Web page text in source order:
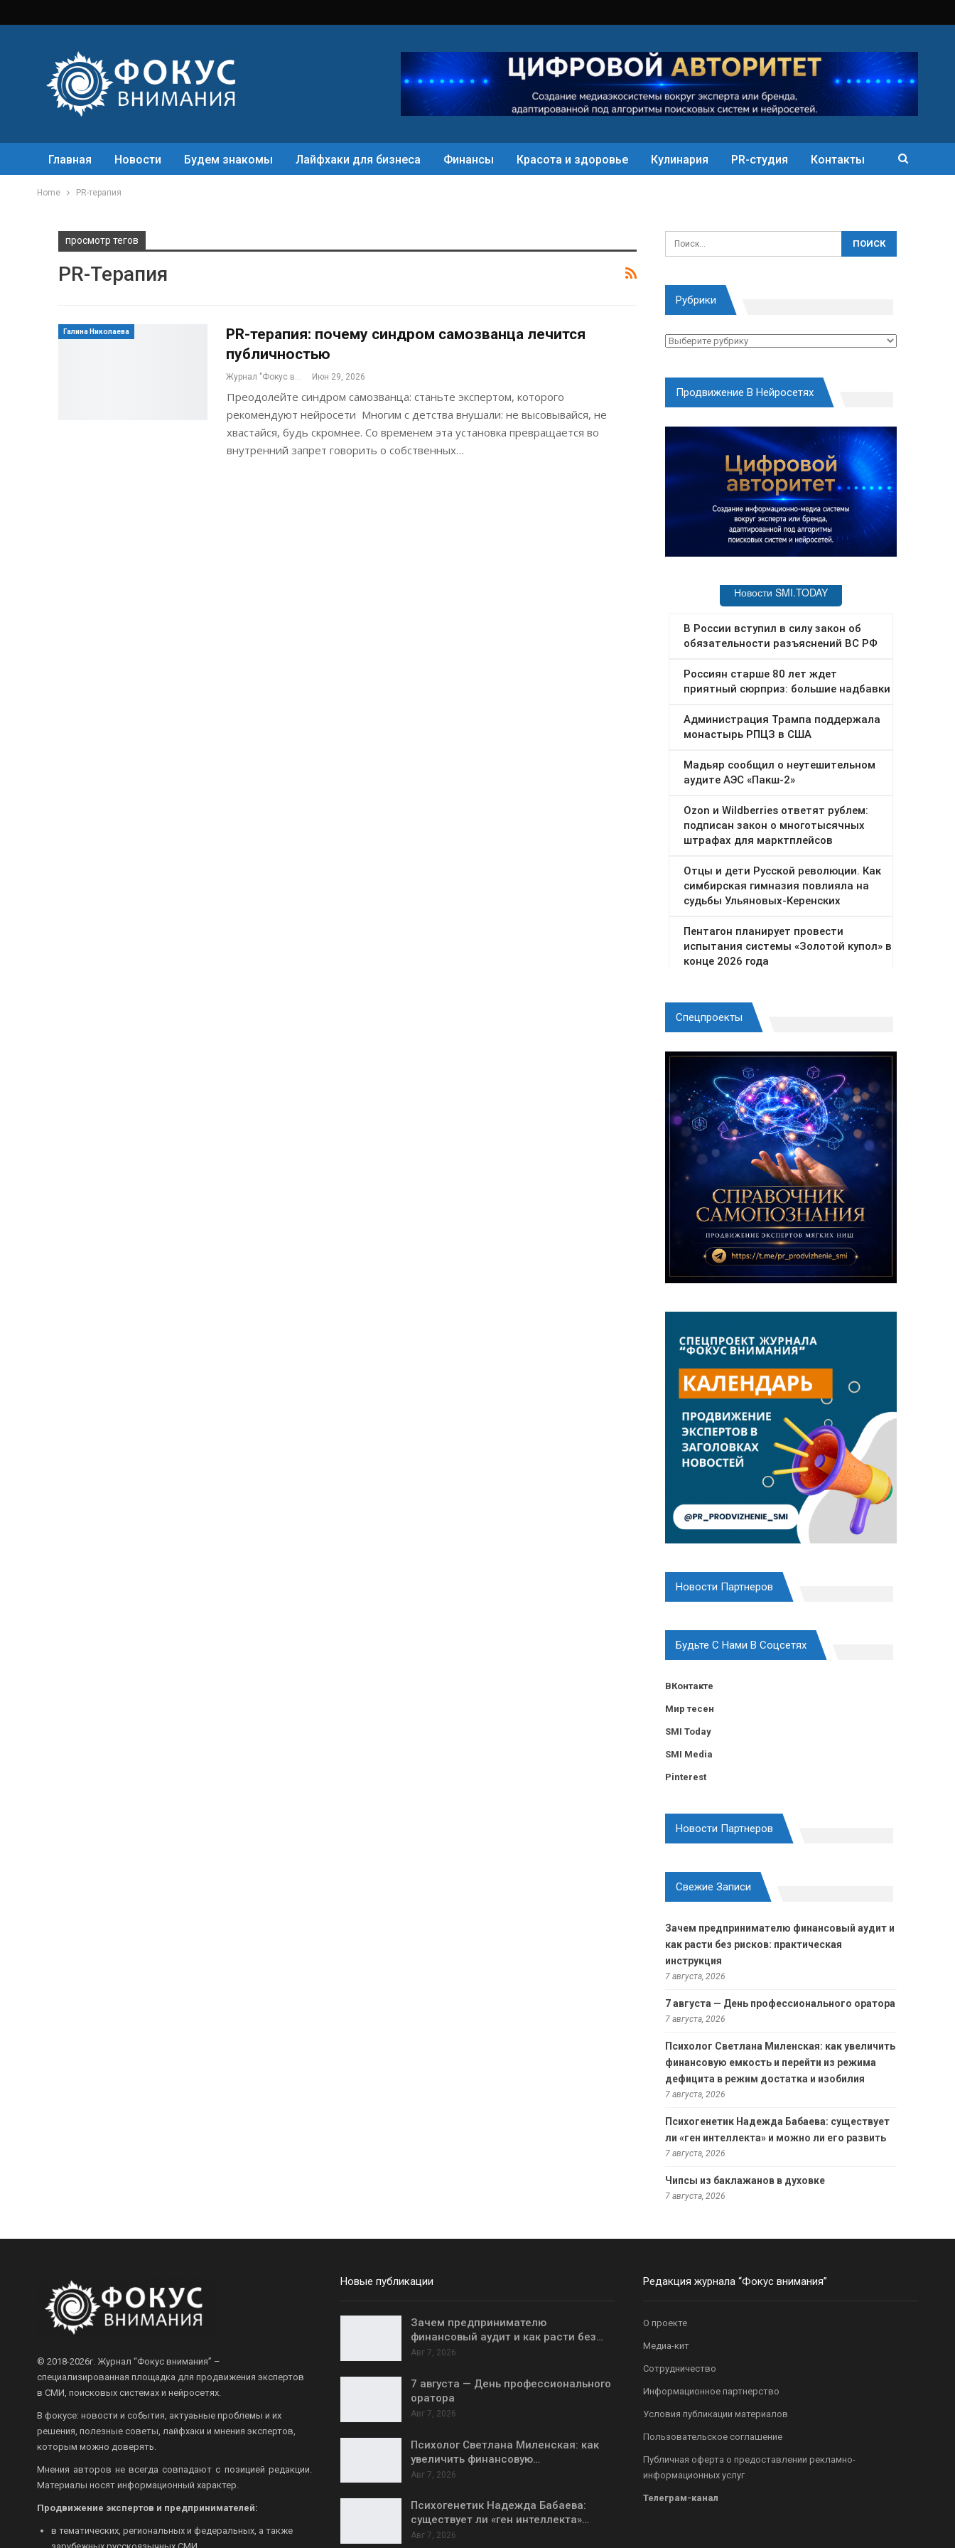
Главная Новости Будем знакомы Лайфхаки для бизнеса Финансы Красота и здоровье Кулинария PR-студия Контакты
Home PR-терапия
просмотр тегов
PR-Терапия
Галина Николаева
PR-терапия: почему синдром самозванца лечится
публичностью
Журнал "Фокус внимания" Июн 29, 2026
Преодолейте синдром самозванца: станьте экспертом, которого
рекомендуют нейросети Многим с детства внушали: не высовывайся, не
хвастайся, будь скромнее. Со временем эта установка превращается во
внутренний запрет говорить о собственных…
Рубрики
Рубрики
Продвижение В Нейросетях
Спецпроекты
Новости Партнеров
Будьте С Нами В Соцсетях
ВКонтакте
Мир тесен
SMI Today
SMI Media
Pinterest
Новости Партнеров
Свежие Записи
Зачем предпринимателю финансовый аудит и
как расти без рисков: практическая
инструкция
7 августа, 2026
7 августа — День профессионального оратора
7 августа, 2026
Психолог Светлана Миленская: как увеличить
финансовую емкость и перейти из режима
дефицита в режим достатка и изобилия
7 августа, 2026
Психогенетик Надежда Бабаева: существует
ли «ген интеллекта» и можно ли его развить
7 августа, 2026
Чипсы из баклажанов в духовке
7 августа, 2026
© 2018-2026г. Журнал “Фокус внимания” –
специализированная площадка для продвижения экспертов
в СМИ, поисковых системах и нейросетях.
В фокусе: новости и события, актуаьные проблемы и их
решения, полезные советы, лайфхаки и мнения экспертов,
которым можно доверять.
Мнения авторов не всегда совпадают с позицией редакции.
Материалы носят информационный характер.
Продвижение экспертов и предпринимателей:
в тематических, региональных и федеральных, а также
Новые публикации
Зачем предпринимателю
финансовый аудит и как расти без…
Авг 7, 2026
7 августа — День профессионального
оратора
Авг 7, 2026
Психолог Светлана Миленская: как
увеличить финансовую…
Авг 7, 2026
Психогенетик Надежда Бабаева:
существует ли «ген интеллекта»…
Авг 7, 2026
Редакция журнала “Фокус внимания”
О проекте
Медиа-кит
Сотрудничество
Информационное партнерство
Условия публикации материалов
Пользовательское соглашение
Публичная оферта о предоставлении рекламно-
информационных услуг
Телеграм-канал